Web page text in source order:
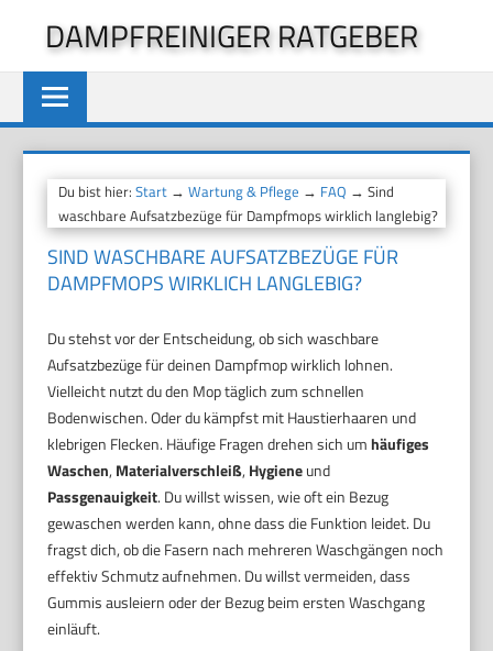
springen
DAMPFREINIGER RATGEBER
Du bist hier:Start →Wartung & Pflege → FAQ → Sind
waschbare Aufsatzbezüge für Dampfmops wirklich langlebig?
SIND WASCHBARE AUFSATZBEZÜGE FÜR
DAMPFMOPS WIRKLICH LANGLEBIG?
Du stehst vor der Entscheidung, ob sich waschbare
Aufsatzbezüge für deinen Dampfmop wirklich lohnen.
Vielleicht nutzt du den Mop täglich zum schnellen
Bodenwischen. Oder du kämpfst mit Haustierhaaren und
klebrigen Flecken. Häufige Fragen drehen sich umhäufiges
Waschen, Materialverschleiß, Hygieneund
Passgenauigkeit. Du willst wissen, wie oft ein Bezug
gewaschen werden kann, ohne dass die Funktion leidet. Du
fragst dich, ob die Fasern nach mehreren Waschgängen noch
effektiv Schmutz aufnehmen. Du willst vermeiden, dass
Gummis ausleiern oder der Bezug beim ersten Waschgang
einläuft.